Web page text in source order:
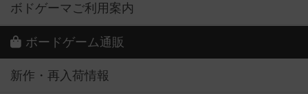
ボドゲーマご利用案内
ボードゲーム通販
新作・再入荷情報